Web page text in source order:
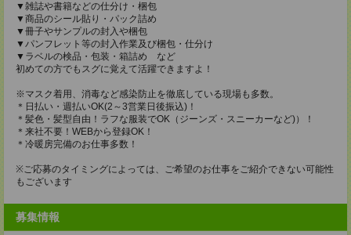
▼雑誌や書籍などの仕分け・梱包
▼商品のシール貼り・パック詰め
▼冊子やサンプルの封入や梱包
▼パンフレット等の封入作業及び梱包・仕分け
▼ラベルの検品・包装・箱詰め など
初めての方でもスグに覚えて活躍できますよ！
※マスク着用、消毒など感染防止を徹底している現場も多数。
＊日払い・週払いOK(2～3営業日後振込)！
＊髪色・髪型自由！ラフな服装でOK（ジーンズ・スニーカーなど)）！
＊来社不要！WEBから登録OK！
＊冷暖房完備のお仕事多数！
※ご応募のタイミングによっては、ご希望のお仕事をご紹介できない可能性
もございます
募集情報